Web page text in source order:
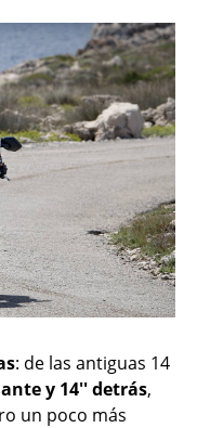
: de las antiguas 14
y 14'' detrás,
un poco más